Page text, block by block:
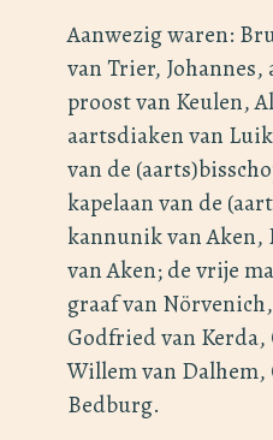
Aanwezig waren:
van Trier,
proost van Keulen,
aartsdiaken van
van de
kapelaan van de
kannunik van
van Aken; de vrije
graaf van
Godfried van Kerda,
Willem van
Bedburg.